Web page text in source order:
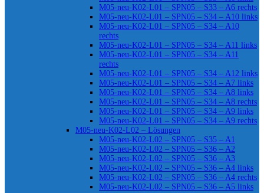
M05-neu-K02-L01 – SPN05 – S33 – A6 rechts
M05-neu-K02-L01 – SPN05 – S34 – A10 links
M05-neu-K02-L01 – SPN05 – S34 – A10
rechts
M05-neu-K02-L01 – SPN05 – S34 – A11 links
M05-neu-K02-L01 – SPN05 – S34 – A11
rechts
M05-neu-K02-L01 – SPN05 – S34 – A12 links
M05-neu-K02-L01 – SPN05 – S34 – A7 links
M05-neu-K02-L01 – SPN05 – S34 – A8 links
M05-neu-K02-L01 – SPN05 – S34 – A8 rechts
M05-neu-K02-L01 – SPN05 – S34 – A9 links
M05-neu-K02-L01 – SPN05 – S34 – A9 rechts
M05-neu-K02-L02 – Lösungen
M05-neu-K02-L02 – SPN05 – S35 – A1
M05-neu-K02-L02 – SPN05 – S36 – A2
M05-neu-K02-L02 – SPN05 – S36 – A3
M05-neu-K02-L02 – SPN05 – S36 – A4 links
M05-neu-K02-L02 – SPN05 – S36 – A4 rechts
M05-neu-K02-L02 – SPN05 – S36 – A5 links